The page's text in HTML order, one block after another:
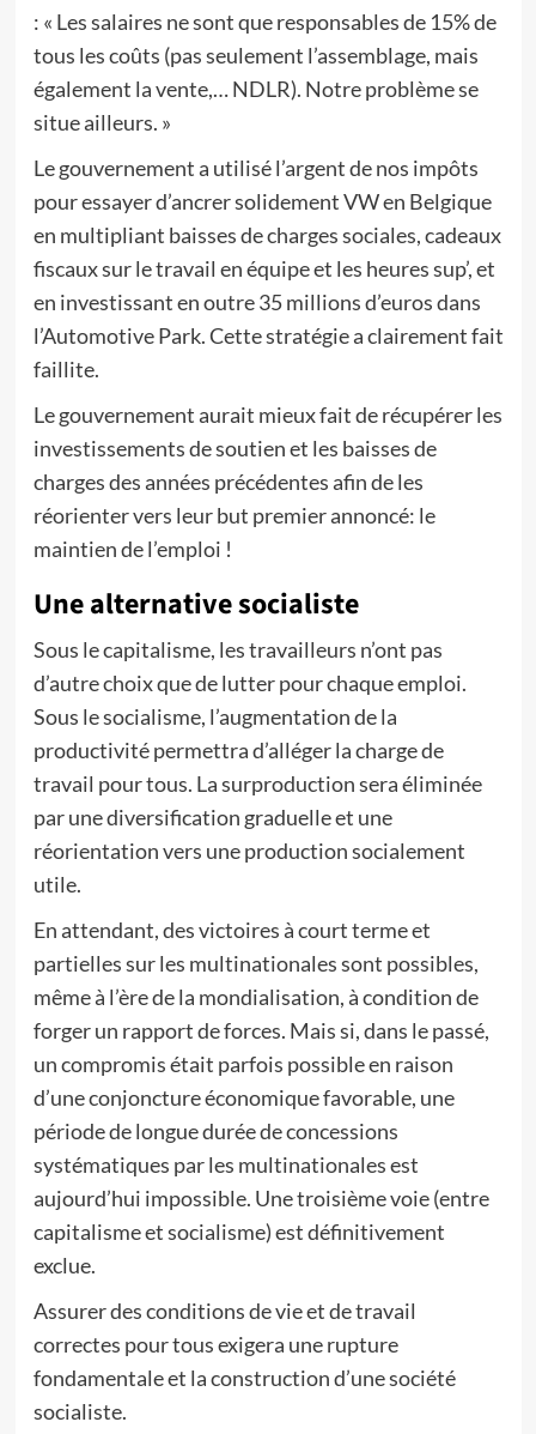
: « Les salaires ne sont que responsables de 15% de
tous les coûts (pas seulement l’assemblage, mais
également la vente,… NDLR). Notre problème se
situe ailleurs. »
Le gouvernement a utilisé l’argent de nos impôts
pour essayer d’ancrer solidement VW en Belgique
en multipliant baisses de charges sociales, cadeaux
fiscaux sur le travail en équipe et les heures sup’, et
en investissant en outre 35 millions d’euros dans
l’Automotive Park. Cette stratégie a clairement fait
faillite.
Le gouvernement aurait mieux fait de récupérer les
investissements de soutien et les baisses de
charges des années précédentes afin de les
réorienter vers leur but premier annoncé: le
maintien de l’emploi !
Une alternative socialiste
Sous le capitalisme, les travailleurs n’ont pas
d’autre choix que de lutter pour chaque emploi.
Sous le socialisme, l’augmentation de la
productivité permettra d’alléger la charge de
travail pour tous. La surproduction sera éliminée
par une diversification graduelle et une
réorientation vers une production socialement
utile.
En attendant, des victoires à court terme et
partielles sur les multinationales sont possibles,
même à l’ère de la mondialisation, à condition de
forger un rapport de forces. Mais si, dans le passé,
un compromis était parfois possible en raison
d’une conjoncture économique favorable, une
période de longue durée de concessions
systématiques par les multinationales est
aujourd’hui impossible. Une troisième voie (entre
capitalisme et socialisme) est définitivement
exclue.
Assurer des conditions de vie et de travail
correctes pour tous exigera une rupture
fondamentale et la construction d’une société
socialiste.